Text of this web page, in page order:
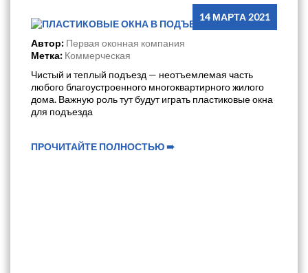
14 МАРТА 2021
Автор: Первая оконная компания
Метка: Коммерческая
Чистый и теплый подъезд — неотъемлемая часть
любого благоустроенного многоквартирного жилого
дома. Важную роль тут будут играть пластиковые окна
для подъезда
ПРОЧИТАЙТЕ ПОЛНОСТЬЮ ➠